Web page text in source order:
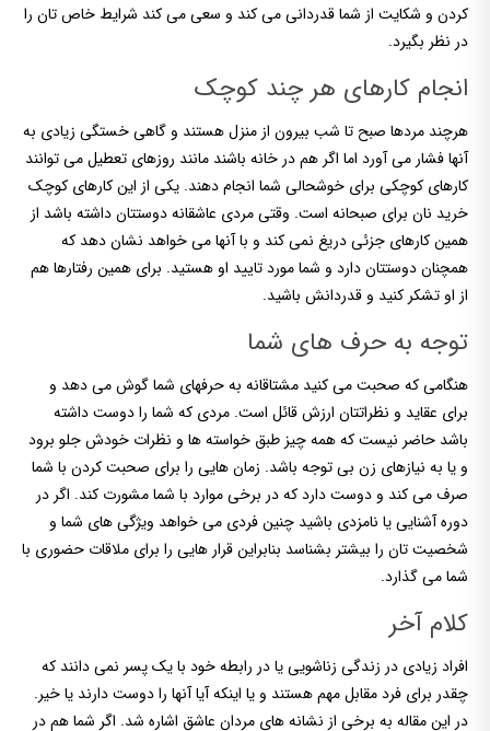
کردن و شکایت از شما قدردانی می کند و سعی می کند شرایط خاص تان را
در نظر بگیرد.
انجام کارهای هر چند کوچک
هرچند مردها صبح تا شب بیرون از منزل هستند و گاهی خستگی زیادی به
آنها فشار می آورد اما اگر هم در خانه باشند مانند روزهای تعطیل می توانند
کارهای کوچکی برای خوشحالی شما انجام دهند. یکی از این کارهای کوچک
خرید نان برای صبحانه است. وقتی مردی عاشقانه دوستتان داشته باشد از
همین کارهای جزئی دریغ نمی کند و با آنها می خواهد نشان دهد که
همچنان دوستتان دارد و شما مورد تایید او هستید. برای همین رفتارها هم
از او تشکر کنید و قدردانش باشید.
توجه به حرف های شما
هنگامی که صحبت می کنید مشتاقانه به حرفهای شما گوش می دهد و
برای عقاید و نظراتتان ارزش قائل است. مردی که شما را دوست داشته
باشد حاضر نیست که همه چیز طبق خواسته ها و نظرات خودش جلو برود
و یا به نیازهای زن بی توجه باشد. زمان هایی را برای صحبت کردن با شما
صرف می کند و دوست دارد که در برخی موارد با شما مشورت کند. اگر در
دوره آشنایی یا نامزدی باشید چنین فردی می خواهد ویژگی های شما و
شخصیت تان را بیشتر بشناسد بنابراین قرار هایی را برای ملاقات حضوری با
شما می گذارد.
کلام آخر
افراد زیادی در زندگی زناشویی یا در رابطه خود با یک پسر نمی دانند که
چقدر برای فرد مقابل مهم هستند و یا اینکه آیا آنها را دوست دارند یا خیر.
در این مقاله به برخی از نشانه های مردان عاشق اشاره شد. اگر شما هم در